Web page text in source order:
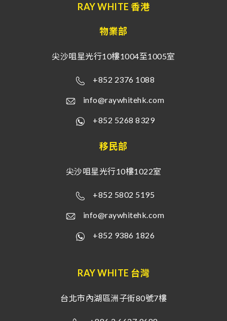
RAY WHITE 香港
物業部
尖沙咀星光行10樓1004至1005室
+852 2376 1088
info@raywhitehk.com
+852 5268 8329
移民部
尖沙咀星光行10樓1022室
+852 5802 5195
info@raywhitehk.com
+852 9386 1826
RAY WHITE 台灣
台北市內湖區洲子街80號7樓